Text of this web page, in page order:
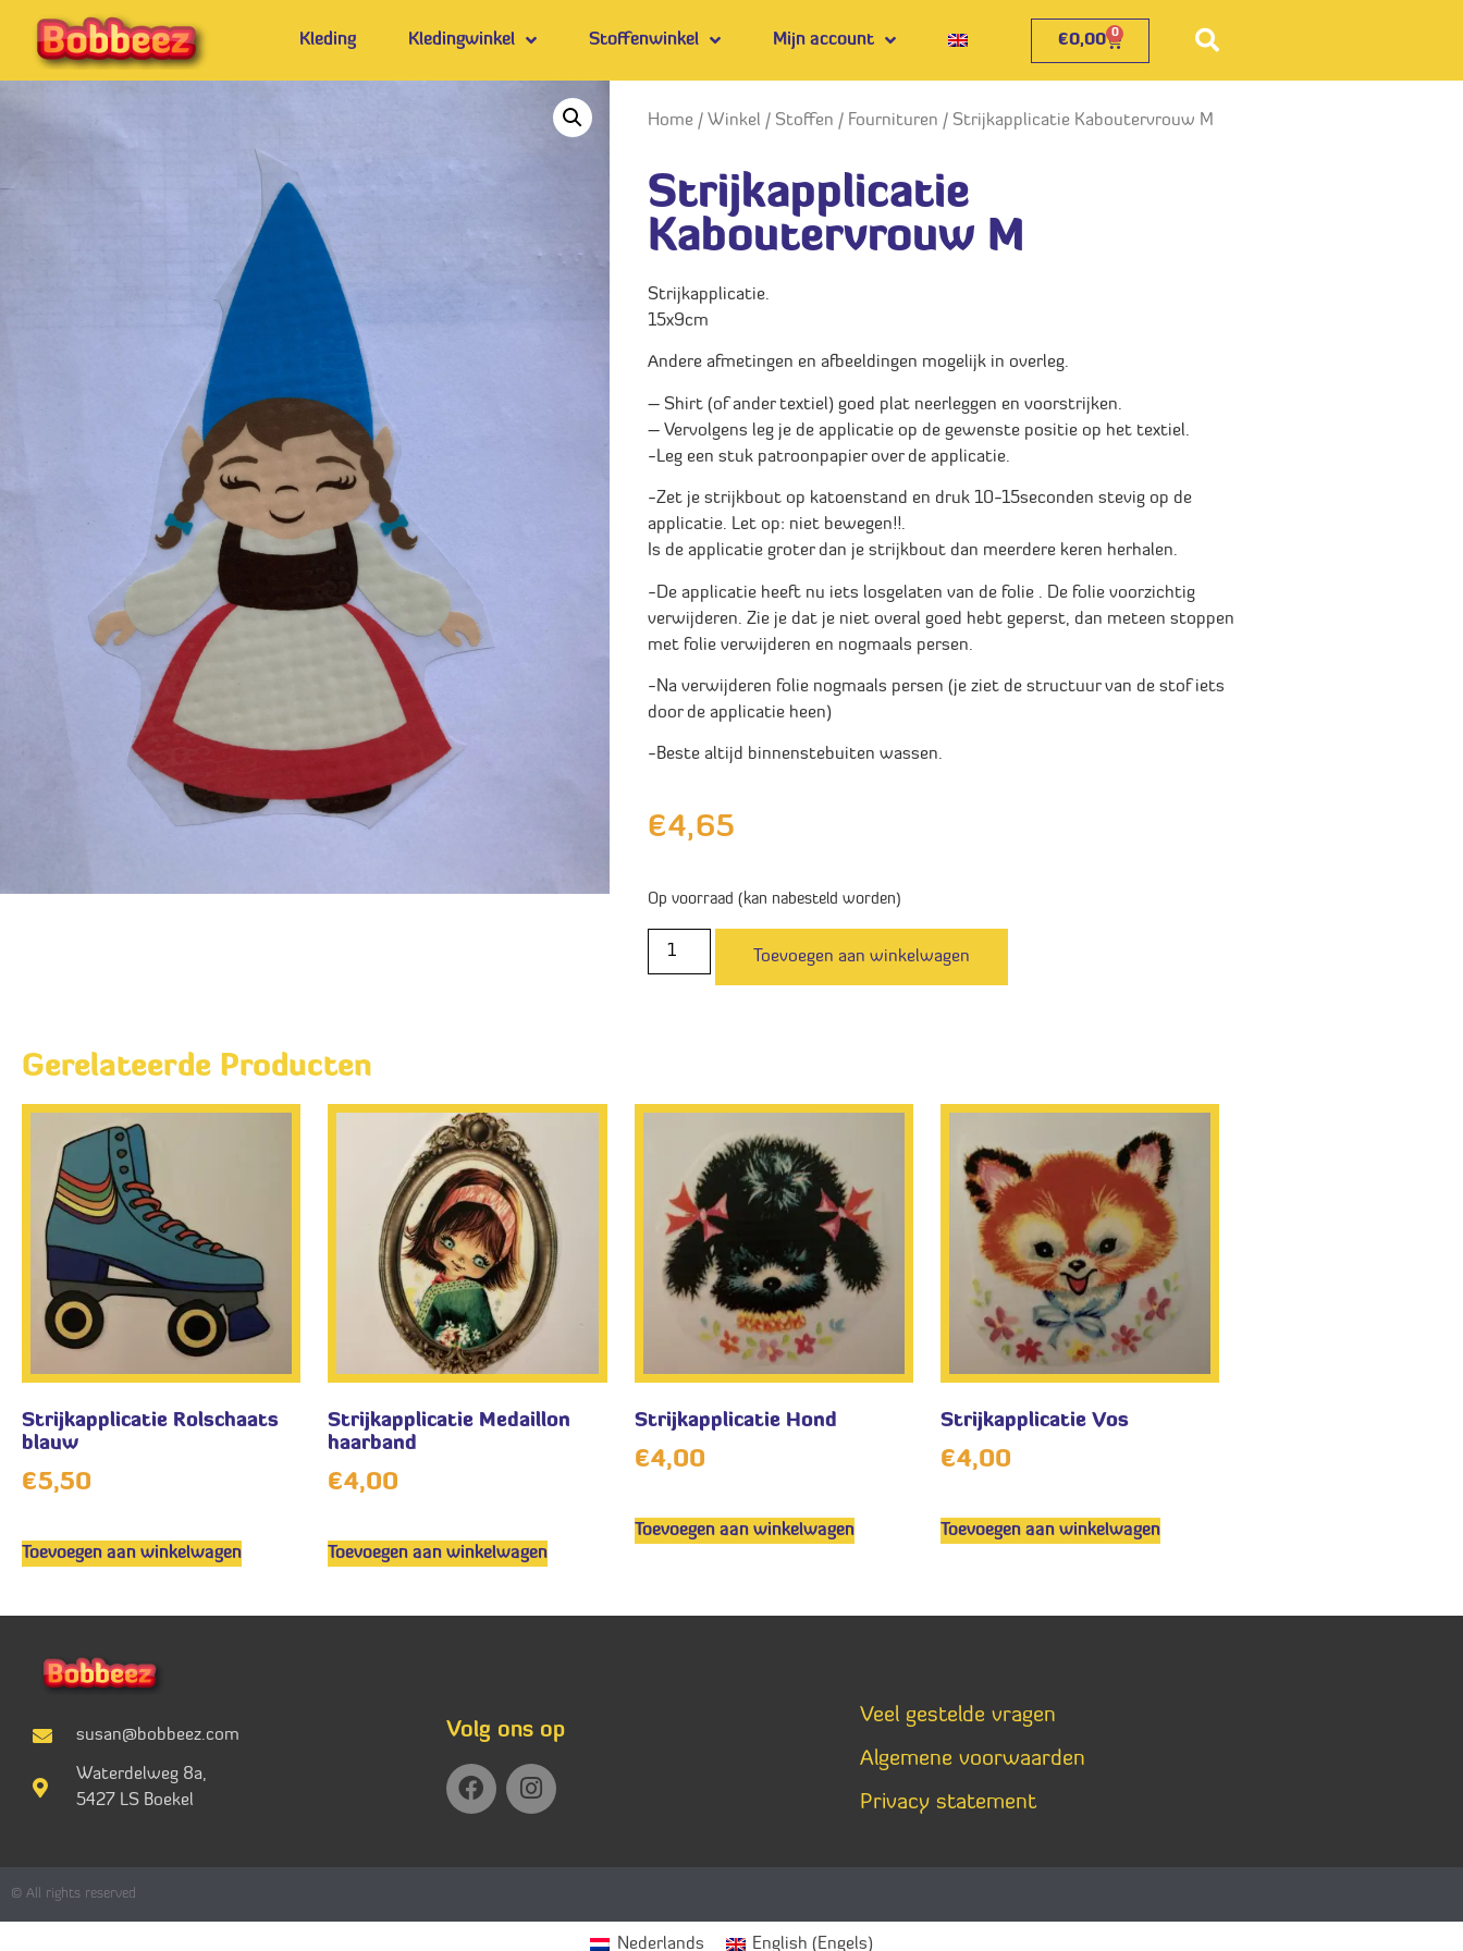
Kleding Kledingwinkel Stoffenwinkel Mijn account €0,00 0
Home / Winkel / Stoffen / Fournituren / Strijkapplicatie Kaboutervrouw M
Strijkapplicatie
Kaboutervrouw M
Strijkapplicatie.
15x9cm
Andere afmetingen en afbeeldingen mogelijk in overleg.
– Shirt (of ander textiel) goed plat neerleggen en voorstrijken.
– Vervolgens leg je de applicatie op de gewenste positie op het textiel.
-Leg een stuk patroonpapier over de applicatie.
-Zet je strijkbout op katoenstand en druk 10-15seconden stevig op de
applicatie. Let op: niet bewegen!!.
Is de applicatie groter dan je strijkbout dan meerdere keren herhalen.
-De applicatie heeft nu iets losgelaten van de folie . De folie voorzichtig
verwijderen. Zie je dat je niet overal goed hebt geperst, dan meteen stoppen
met folie verwijderen en nogmaals persen.
-Na verwijderen folie nogmaals persen (je ziet de structuur van de stof iets
door de applicatie heen)
-Beste altijd binnenstebuiten wassen.
€4,65
Op voorraad (kan nabesteld worden)
Toevoegen aan winkelwagen
Gerelateerde Producten
Strijkapplicatie Rolschaats
blauw
€5,50
Toevoegen aan winkelwagen
Strijkapplicatie Medaillon
haarband
€4,00
Toevoegen aan winkelwagen
Strijkapplicatie Hond
€4,00
Toevoegen aan winkelwagen
Strijkapplicatie Vos
€4,00
Toevoegen aan winkelwagen
susan@bobbeez.com
Waterdelweg 8a,
5427 LS Boekel
Volg ons op
Veel gestelde vragen
Algemene voorwaarden
Privacy statement
© All rights reserved
Nederlands English (Engels)